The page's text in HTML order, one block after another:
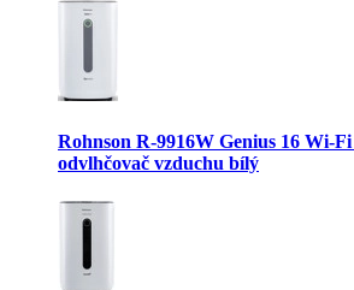
Rohnson R-9916W Genius 16 Wi-
odvlhčovač vzduchu bílý